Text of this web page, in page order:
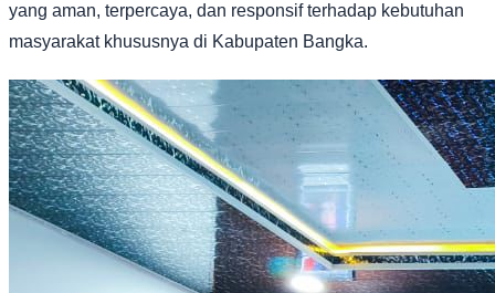
yang aman, terpercaya, dan responsif terhadap kebutuhan
masyarakat khususnya di Kabupaten Bangka.